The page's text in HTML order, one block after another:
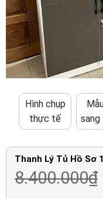
Hình chụp
thực tế
sang
Thanh Lý Tủ Hồ Sơ
8.400.000₫